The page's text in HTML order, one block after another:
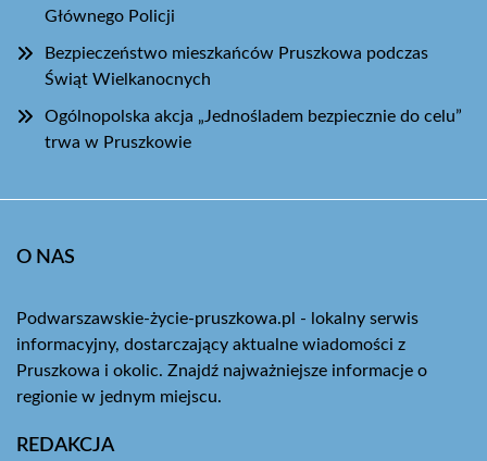
Głównego Policji
Bezpieczeństwo mieszkańców Pruszkowa podczas
Świąt Wielkanocnych
Ogólnopolska akcja „Jednośladem bezpiecznie do celu”
trwa w Pruszkowie
O NAS
Podwarszawskie-życie-pruszkowa.pl - lokalny serwis
informacyjny, dostarczający aktualne wiadomości z
Pruszkowa i okolic. Znajdź najważniejsze informacje o
regionie w jednym miejscu.
REDAKCJA